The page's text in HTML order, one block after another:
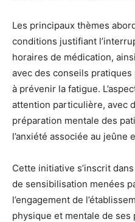
Les principaux thèmes
conditions justifiant
horaires de médication,
avec des conseils pratiques
à prévenir la fatigue.
attention particulière, avec
préparation mentale des
l’anxiété associée au jeûne
Cette initiative s’inscrit
de sensibilisation menées
l’engagement de
physique et mentale de